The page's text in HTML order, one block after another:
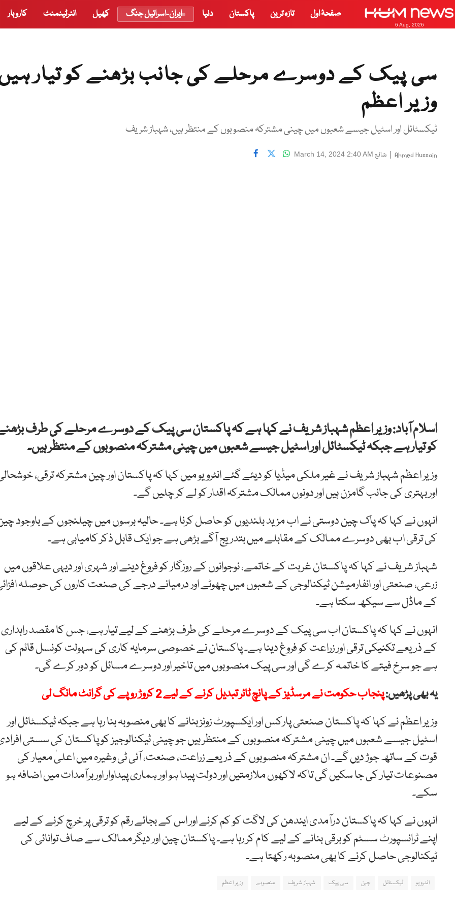
6 Aug, 2026
صفحۂ اول تازہ ترین پاکستان دنیا ایران-اسرائیل جنگ کھیل انٹرٹینمنٹ کاروبار
سی پیک کے دوسرے مرحلے کی جانب بڑھنے کو تیار
وزیر اعظم
ٹیکسٹائل اور اسٹیل جیسے شعبوں میں چینی مشترکہ منصوبوں کے منتظر ہیں، شہباز شریف
Ahmed Hussain
| شائع March 14, 2024 2:40 AM
اسلام آباد: وزیر اعظم شہباز شریف نے کہا ہے کہ پاکستان سی پیک کے دوسرے مرحلے کی طرف
کو تیار ہے جبکہ ٹیکسٹائل اور اسٹیل جیسے شعبوں میں چینی مشترکہ منصوبوں کے منتظر ہیں۔
وزیر اعظم شہباز شریف نے غیر ملکی میڈیا کو دیئے گئے انٹرویو میں کہا کہ پاکستان اور چین مشترکہ ترقی،
اور بہتری کی جانب گامزن ہیں اور دونوں ممالک مشترکہ اقدار کو لے کر چلیں گے۔
انہوں نے کہا کہ پاک چین دوستی نے اب مزید بلندیوں کو حاصل کرنا ہے۔ حالیہ برسوں میں چیلنجوں کے باوجود
کی ترقی اب بھی دوسرے ممالک کے مقابلے میں بتدریج آگے بڑھی ہے جو ایک قابل ذکر کامیابی ہے۔
شہباز شریف نے کہا کہ پاکستان غربت کے خاتمے، نوجوانوں کے روزگار کو فروغ دینے اور شہری اور دیہی علاقوں میں
زرعی، صنعتی اور انفارمیشن ٹیکنالوجی کے شعبوں میں چھوٹے اور درمیانے درجے کی صنعت کاروں کی حوصلہ
کے ماڈل سے سیکھ سکتا ہے۔
انہوں نے کہا کہ پاکستان اب سی پیک کے دوسرے مرحلے کی طرف بڑھنے کے لیے تیار ہے، جس کا مقصد راہداری
کے ذریعے تکنیکی ترقی اور زراعت کو فروغ دینا ہے۔ پاکستان نے خصوصی سرمایہ کاری کی سہولت کونسل قائم کی
ہے جو سرخ فیتے کا خاتمہ کرے گی اور سی پیک منصوبوں میں تاخیر اور دوسرے مسائل کو دور کرے گی۔
یہ بھی پڑھیں:پنجاب حکومت نے مرسڈیز کے پانچ ٹائر تبدیل کرنے کے لیے 2 کروڑ روپے کی گرانٹ مانگ لی
وزیر اعظم نے کہا کہ پاکستان صنعتی پارکس اور ایکسپورٹ زونز بنانے کا بھی منصوبہ بنا رہا ہے جبکہ ٹیکسٹائل اور
اسٹیل جیسے شعبوں میں چینی مشترکہ منصوبوں کے منتظر ہیں جو چینی ٹیکنالوجیز کو پاکستان کی سستی
قوت کے ساتھ جوڑ دیں گے۔ ان مشترکہ منصوبوں کے ذریعے زراعت، صنعت، آئی ٹی وغیرہ میں اعلیٰ معیار کی
مصنوعات تیار کی جا سکیں گی تاکہ لاکھوں ملازمتیں اور دولت پیدا ہو اور ہماری پیداوار اور برآمدات میں اضافہ ہو
سکے۔
انہوں نے کہا کہ پاکستان درآمدی ایندھن کی لاگت کو کم کرنے اور اس کے بجائے رقم کو ترقی پر خرچ کرنے کے لیے
اپنے ٹرانسپورٹ سسٹم کو برقی بنانے کے لیے کام کر رہا ہے۔ پاکستان چین اور دیگر ممالک سے صاف توانائی کی
ٹیکنالوجی حاصل کرنے کا بھی منصوبہ رکھتا ہے۔
انٹرویو ٹیکسٹائل چین سی پیک شہباز شریف منصوبے وزیر اعظم